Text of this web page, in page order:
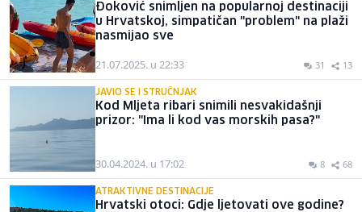
Đoković snimljen na popularnoj destinaciji
u Hrvatskoj, simpatičan "problem" na plaži
nasmijao sve
21.07.2025. u 22:33 31 13
JAVIO SE I STRUČNJAK
Kod Mljeta ribari snimili nesvakidašnji
prizor: "Ima li kod vas morskih pasa?"
30.04.2024. u 17:02 8 68
ATRAKTIVNE DESTINACIJE
Hrvatski otoci: Gdje ljetovati ove godine?